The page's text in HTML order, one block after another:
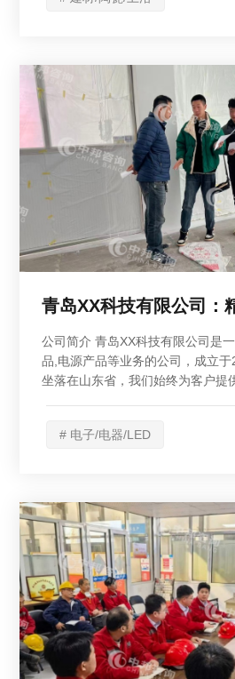
# 电子/电器/LED
青岛XX科技有限公司：
公司简介 青岛XX科技有限公司是
品,电源产品等业务的公司，成立
坐落在山东省，我们始终为客户提